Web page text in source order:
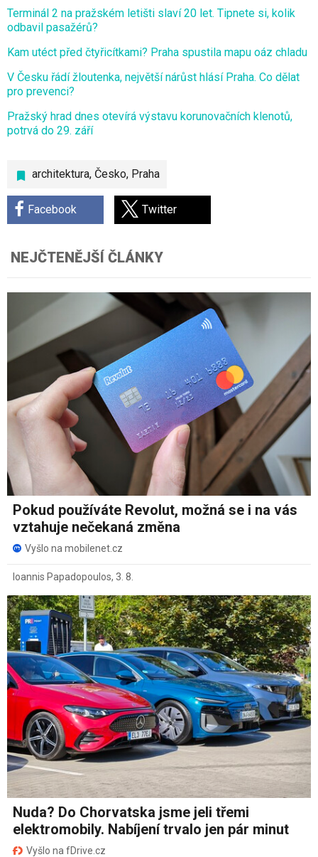
architektura, Česko, Praha
Facebook Twitter
Terminál 2 na pražském letišti slaví 20 let. Tipnete si, kolik
odbavil pasažérů?
Kam utéct před čtyřicítkami? Praha spustila mapu oáz chladu
V Česku řádí žloutenka, největší nárůst hlásí Praha. Co dělat
pro prevenci?
Pražský hrad dnes otevírá výstavu korunovačních klenotů,
potrvá do 29. září
NEJČTENĚJŠÍ ČLÁNKY
Pokud používáte Revolut, možná se i na vás
vztahuje nečekaná změna
Vyšlo na mobilenet.cz
Ioannis Papadopoulos, 3. 8.
Nuda? Do Chorvatska jsme jeli třemi
elektromobily. Nabíjení trvalo jen pár minut
Vyšlo na fDrive.cz